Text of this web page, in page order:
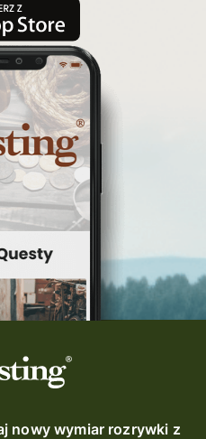
śląskie
top questy
Maleniecka
questing śląskie
przygoda
najlepsze questy
Szlak Przygody
questingowa
nowy wymiar rozrywki z